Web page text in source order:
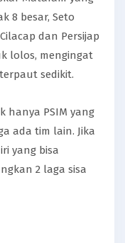
8 besar, Seto
dan Persijap
lolos, mengingat
sedikit.
hanya PSIM yang
ada tim lain. Jika
yang bisa
2 laga sisa